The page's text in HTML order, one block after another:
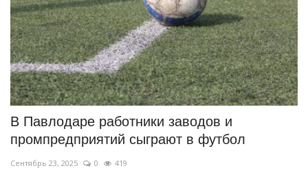
В Павлодаре работники заводов и
промпредприятий сыграют в футбол
Сентябрь 23, 2025 0 419